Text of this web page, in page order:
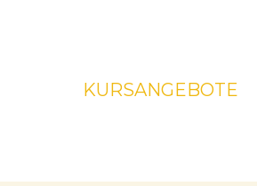
KURSANGEBOTE